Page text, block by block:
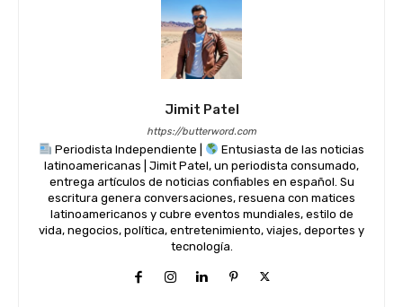
Jimit Patel
https://butterword.com
Periodista Independiente |
Entusiasta de las noticias
latinoamericanas | Jimit Patel, un periodista consumado,
entrega artículos de noticias confiables en español. Su
escritura genera conversaciones, resuena con matices
latinoamericanos y cubre eventos mundiales, estilo de
vida, negocios, política, entretenimiento, viajes, deportes y
tecnología.